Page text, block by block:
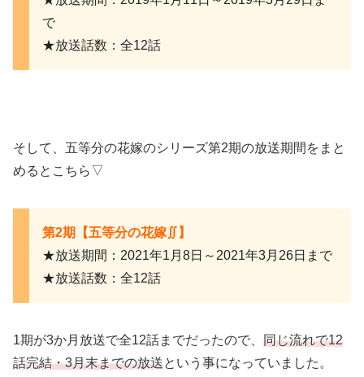
で
★放送話数：全12話
そして、五等分の花嫁のシリーズ第2期の放送期間をまと
めるとこちら▽
第2期【五等分の花嫁∬】
★放送期間：2021年1月8日～2021年3月26日まで
★放送話数：全12話
1期が3か月放送で全12話までだったので、 同じ流れで12
話完結・3月末までの放送という事になっていました。